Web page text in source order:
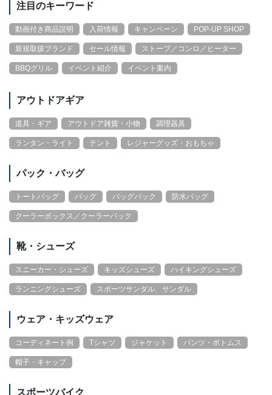
注目のキーワード
動画付き商品説明 入荷情報 キャンペーン POP-UP SHOP
新規取扱ブランド セール情報 ストーブ／コンロ／ヒーター
BBQグリル イベント紹介 イベント案内
アウトドアギア
道具・ギア アウトドア雑貨・小物 調理器具
ランタン・ライト テント レジャーグッズ・おもちゃ
パック・バッグ
トートバッグ バッグ バッグパック 防水バッグ
クーラーボックス／クーラーバック
靴・シューズ
スニーカー・シューズ キッズシューズ ハイキングシューズ
ランニングシューズ スポーツサンダル、サンダル
ウェア・キッズウェア
コーディネート例 Tシャツ ジャケット パンツ・ボトムス
帽子・キャップ
スポーツバイク